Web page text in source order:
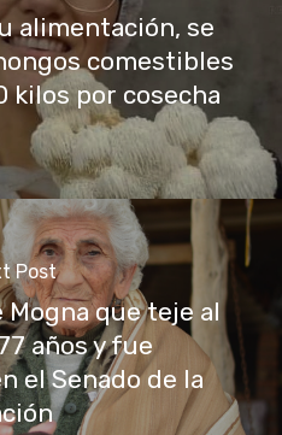
alimentación, se
comestibles
kilos por cosecha
Post
Mogna que teje al
años y fue
el Senado de la